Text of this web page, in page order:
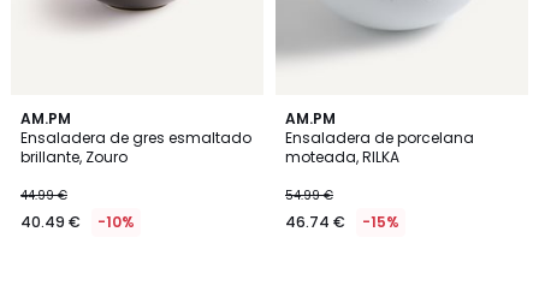
AM.PM
Ensaladera de gres esmaltado
brillante, Zouro
44.99 €
40.49 € -10%
AM.PM
Ensaladera de porcelana
moteada, RILKA
54.99 €
46.74 € -15%